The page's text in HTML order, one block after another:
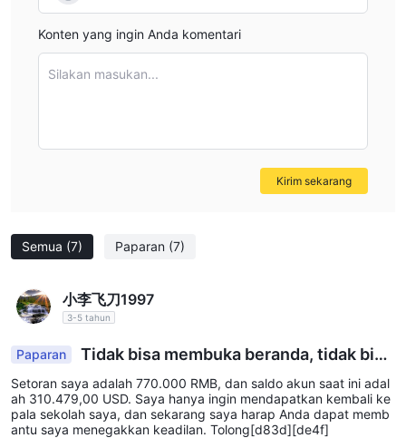
Semua (7) Paparan (7)
小李飞刀1997
3-5 tahun
Paparan
Tidak bisa membuka beranda, tidak bisa
menarik uang
Setoran saya adalah 770.000 RMB, dan saldo akun saat ini adal
ah 310.479,00 USD. Saya hanya ingin mendapatkan kembali ke
pala sekolah saya, dan sekarang saya harap Anda dapat memb
antu saya menegakkan keadilan. Tolong[d83d][de4f]
Konten yang ingin Anda komentari
Silakan masukan...
Kirim sekarang